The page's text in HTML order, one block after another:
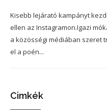
Kisebb lejárató kampányt
ellen az Instagramon.Igazi
a közösségi médiában szeret
el a poén...
Cimkék